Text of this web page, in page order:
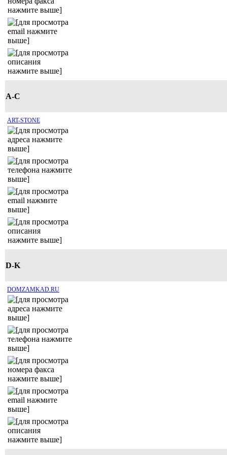
A-C
ART-STONE
D-K
DOMZAMKAD.RU